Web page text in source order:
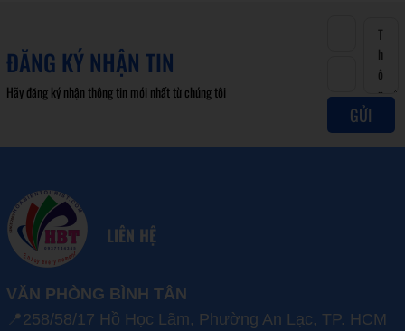
ĐĂNG KÝ NHẬN TIN
Hãy đăng ký nhận thông tin mới nhất từ chúng tôi
GỬI
LIÊN HỆ
VĂN PHÒNG BÌNH TÂN
📍258/58/17 Hồ Học Lãm, Phường An Lạc, TP. HCM